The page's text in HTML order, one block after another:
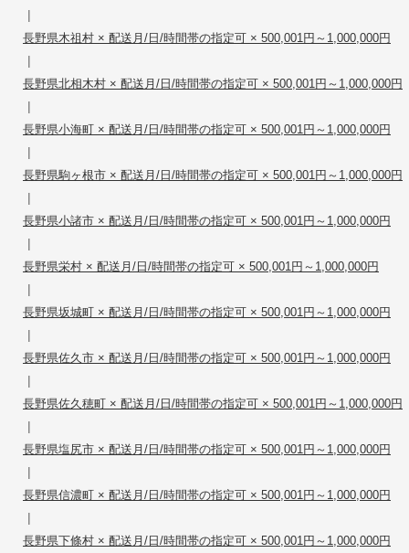
|
長野県木祖村 × 配送月/日/時間帯の指定可 × 500,001円～1,000,000円
|
長野県北相木村 × 配送月/日/時間帯の指定可 × 500,001円～1,000,000円
|
長野県小海町 × 配送月/日/時間帯の指定可 × 500,001円～1,000,000円
|
長野県駒ヶ根市 × 配送月/日/時間帯の指定可 × 500,001円～1,000,000円
|
長野県小諸市 × 配送月/日/時間帯の指定可 × 500,001円～1,000,000円
|
長野県栄村 × 配送月/日/時間帯の指定可 × 500,001円～1,000,000円
|
長野県坂城町 × 配送月/日/時間帯の指定可 × 500,001円～1,000,000円
|
長野県佐久市 × 配送月/日/時間帯の指定可 × 500,001円～1,000,000円
|
長野県佐久穂町 × 配送月/日/時間帯の指定可 × 500,001円～1,000,000円
|
長野県塩尻市 × 配送月/日/時間帯の指定可 × 500,001円～1,000,000円
|
長野県信濃町 × 配送月/日/時間帯の指定可 × 500,001円～1,000,000円
|
長野県下條村 × 配送月/日/時間帯の指定可 × 500,001円～1,000,000円